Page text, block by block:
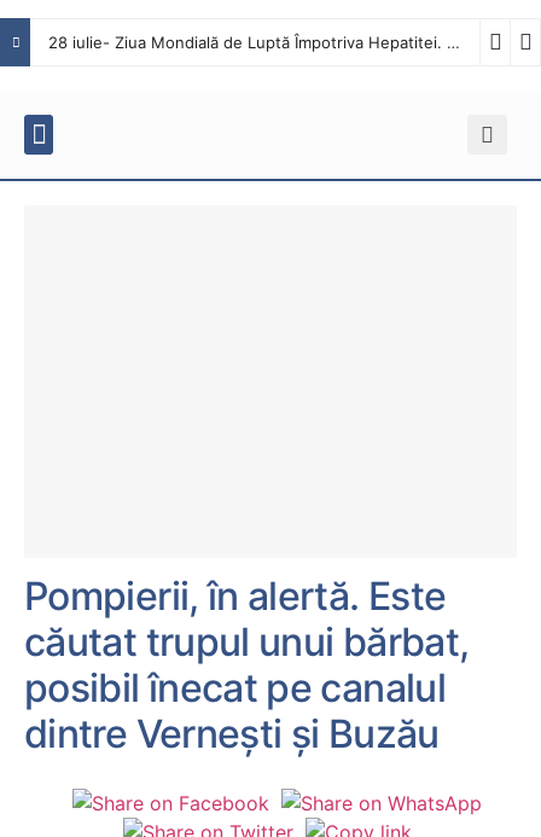
28 iulie- Ziua Mondială de Luptă Împotriva Hepatitei. Interviu cu dr. Octavian Tăbăcaru, medic specialist Boli Infecțioase în cadrul Spitalului Județean de Urgență Buzău
Pompierii, în alertă. Este
căutat trupul unui bărbat,
posibil înecat pe canalul
dintre Vernești și Buzău